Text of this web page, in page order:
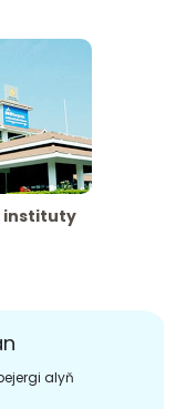
instituty
alyň